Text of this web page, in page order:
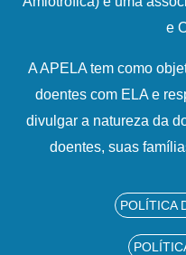
e
A APELA tem como
doentes com ELA e
divulgar a natureza da
doentes, suas
POLÍTICA